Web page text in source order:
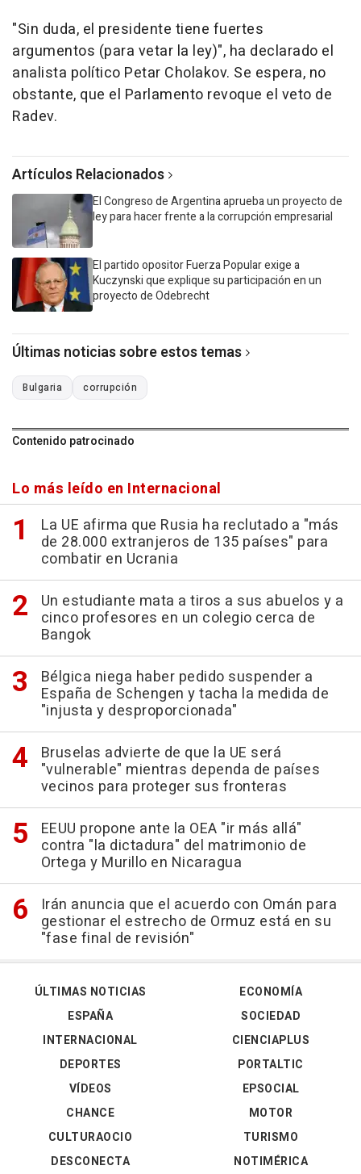
"Sin duda, el presidente tiene fuertes
argumentos (para vetar la ley)", ha declarado el
analista político Petar Cholakov. Se espera, no
obstante, que el Parlamento revoque el veto de
Radev.
Artículos Relacionados
El Congreso de Argentina aprueba un proyecto de
ley para hacer frente a la corrupción empresarial
El partido opositor Fuerza Popular exige a
Kuczynski que explique su participación en un
proyecto de Odebrecht
Últimas noticias sobre estos temas
Bulgaria corrupción
Contenido patrocinado
Lo más leído en Internacional
La UE afirma que Rusia ha reclutado a "más
de 28.000 extranjeros de 135 países" para
combatir en Ucrania
Un estudiante mata a tiros a sus abuelos y a
cinco profesores en un colegio cerca de
Bangok
Bélgica niega haber pedido suspender a
España de Schengen y tacha la medida de
"injusta y desproporcionada"
Bruselas advierte de que la UE será
"vulnerable" mientras dependa de países
vecinos para proteger sus fronteras
EEUU propone ante la OEA "ir más allá"
contra "la dictadura" del matrimonio de
Ortega y Murillo en Nicaragua
Irán anuncia que el acuerdo con Omán para
gestionar el estrecho de Ormuz está en su
"fase final de revisión"
ÚLTIMAS NOTICIAS
ESPAÑA
INTERNACIONAL
DEPORTES
VÍDEOS
ECONOMÍA
SOCIEDAD
CIENCIAPLUS
PORTALTIC
EPSOCIAL
CHANCE
CULTURAOCIO
DESCONECTA
MOTOR
TURISMO
NOTIMÉRICA